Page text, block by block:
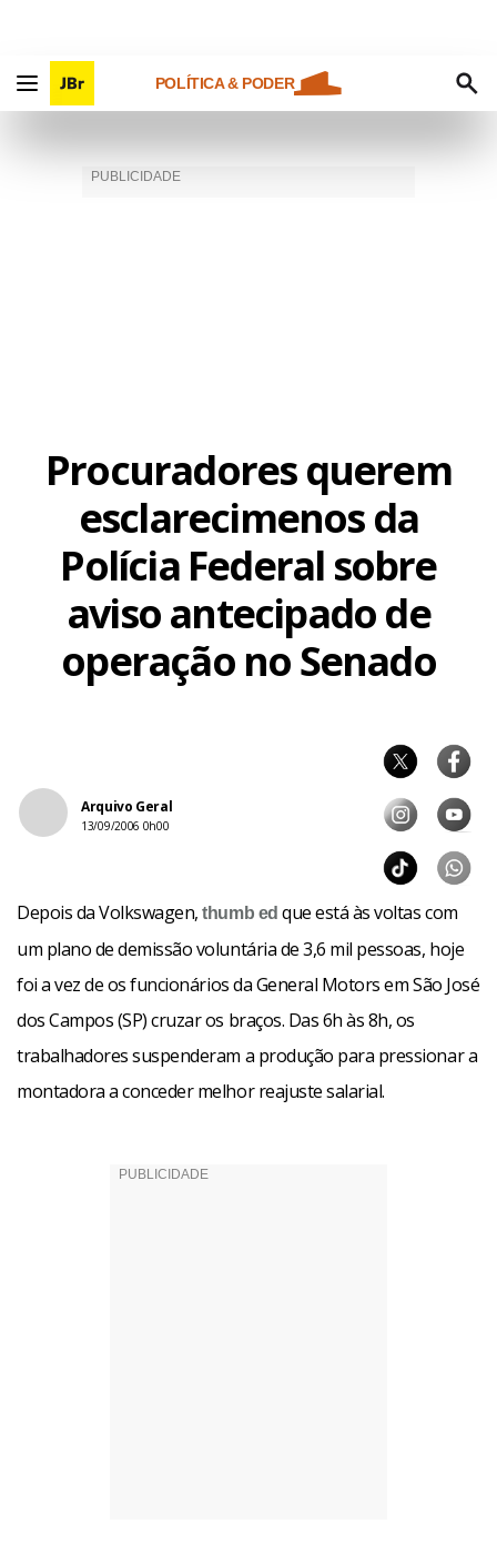
POLÍTICA & PODER
Procuradores querem
esclarecimenos da
Polícia Federal sobre
aviso antecipado de
operação no Senado
Arquivo Geral
13/09/2006 0h00
Depois da Volkswagen,thumb ed que está às voltas com
um plano de demissão voluntária de 3,6 mil pessoas, hoje
foi a vez de os funcionários da General Motors em São José
dos Campos (SP) cruzar os braços. Das 6h às 8h, os
trabalhadores suspenderam a produção para pressionar a
montadora a conceder melhor reajuste salarial.